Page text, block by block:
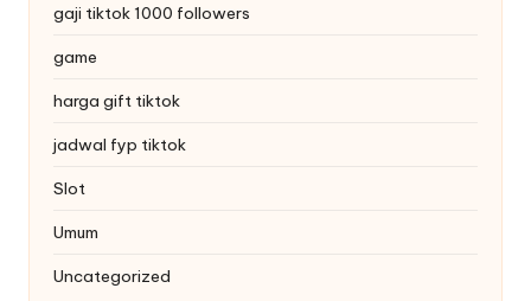
gaji tiktok 1000 followers
game
harga gift tiktok
jadwal fyp tiktok
Slot
Umum
Uncategorized